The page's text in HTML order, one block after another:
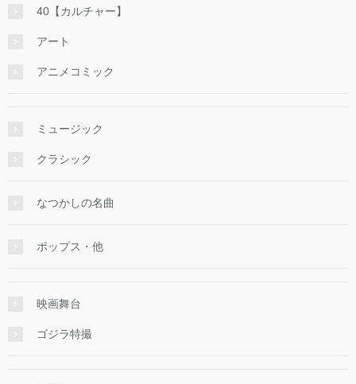
40【カルチャー】
アート
アニメコミック
ミュージック
クラシック
なつかしの名曲
ポップス・他
映画舞台
ゴジラ特撮